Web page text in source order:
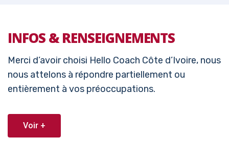
INFOS & RENSEIGNEMENTS
Merci d’avoir choisi Hello Coach Côte d’Ivoire, nous
nous attelons à répondre partiellement ou
entièrement à vos préoccupations.
Voir +